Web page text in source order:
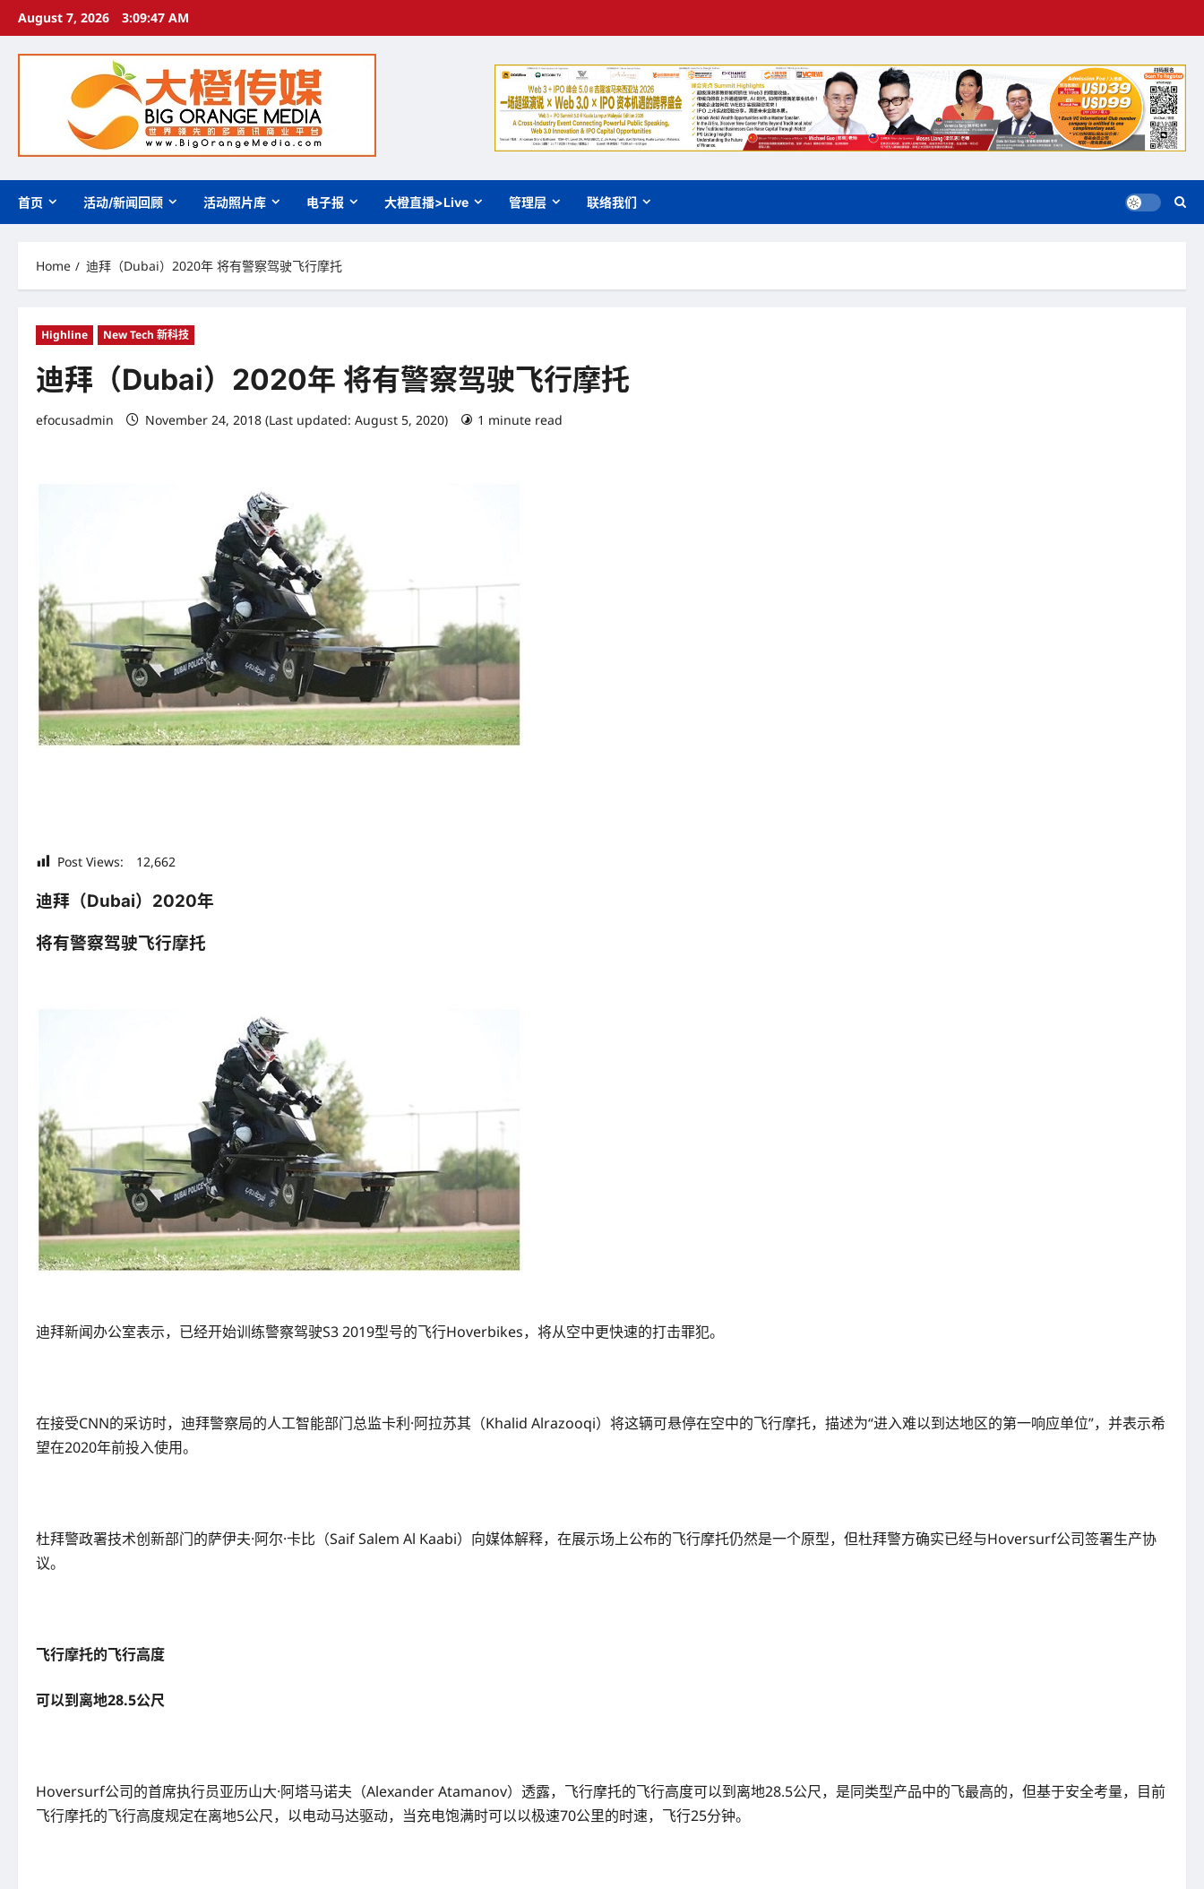
Skip
content
August 7, 2026 3:09:49 AM
首页 活动/新闻回顾 活动照片库 电子报 大橙直播>Live 管理层 联络我们
Home 迪拜（Dubai）2020年 将有警察驾驶飞行摩托
Highline New Tech 新科技
迪拜（Dubai）2020年 将有警察驾驶飞行摩托
efocusadmin November 24, 2018 (Last updated: August 5, 2020) 1 minute read
Post Views: 12,662
迪拜（Dubai）2020年
将有警察驾驶飞行摩托
迪拜新闻办公室表示，已经开始训练警察驾驶S3 2019型号的飞行Hoverbikes，将从空中更快速的打击罪犯。
在接受CNN的采访时，迪拜警察局的人工智能部门总监卡利·阿拉苏其（Khalid Alrazooqi）将这辆可悬停在空中的飞行摩托，描述为“进入难以到达地区的第一响应单位”，并表示希
望在2020年前投入使用。
杜拜警政署技术创新部门的萨伊夫·阿尔·卡比（Saif Salem Al Kaabi）向媒体解释，在展示场上公布的飞行摩托仍然是一个原型，但杜拜警方确实已经与Hoversurf公司签署生产协
议。
飞行摩托的飞行高度
可以到离地28.5公尺
Hoversurf公司的首席执行员亚历山大·阿塔马诺夫（Alexander Atamanov）透露，飞行摩托的飞行高度可以到离地28.5公尺，是同类型产品中的飞最高的，但基于安全考量，目前
飞行摩托的飞行高度规定在离地5公尺，以电动马达驱动，当充电饱满时可以以极速70公里的时速，飞行25分钟。